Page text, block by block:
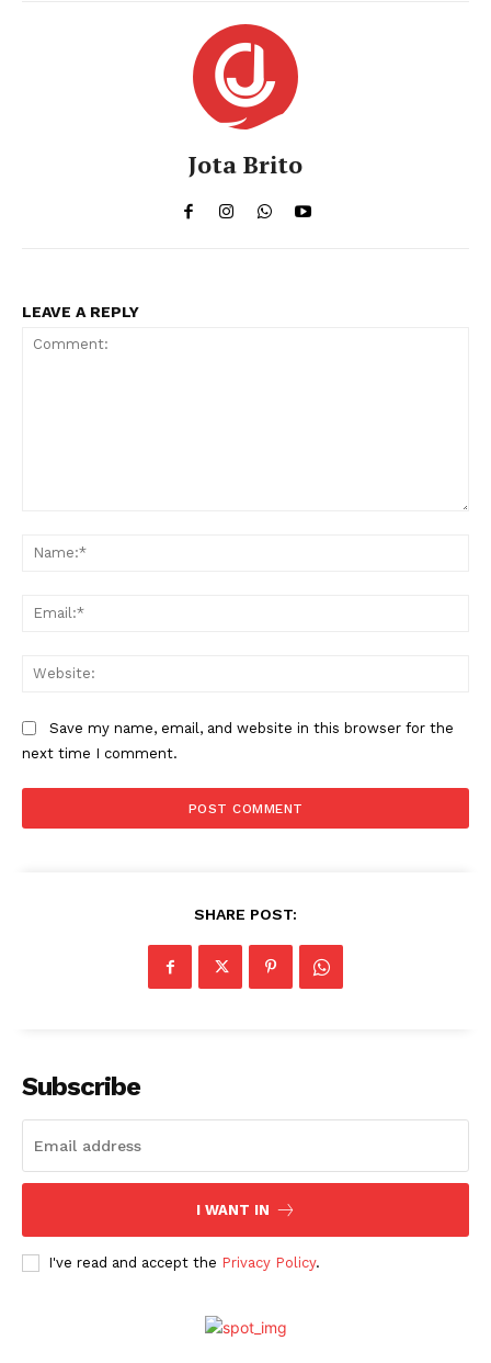
Jota Brito
LEAVE A REPLY
Save my name, email, and website in this browser for the
next time I comment.
SHARE POST:
Subscribe
I WANT IN
I've read and accept the Privacy Policy.